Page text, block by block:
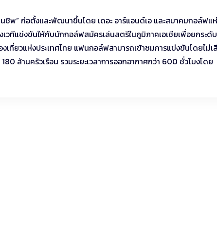
ชิพ” ก่อตั้งและพัฒนาขึ้นโดย เดอะ อาร์แอนด์เอ และสมาคมกอล์ฟแ
วทีแข่งขันให้กับนักกอล์ฟสมัครเล่นสตรีในภูมิภาคเอเชียเพื่อยกระดั
ที่ยวแห่งประเทศไทย แฟนกอล์ฟสามารถเข้าชมการแข่งขันโดยไม่เ
ล้านครัวเรือน รวมระยะเวลาการออกอากาศกว่า 600 ชั่วโมงโดย